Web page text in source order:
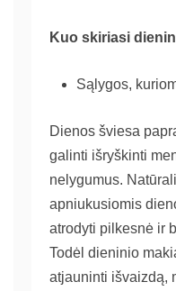
Kuo skiriasi
Sąlygos,
Dienos šviesa
galinti išryškinti
nelygumus.
apniukusiomis
atrodyti pilkesnė ir
Todėl dieninio
atjauninti išvaizdą,